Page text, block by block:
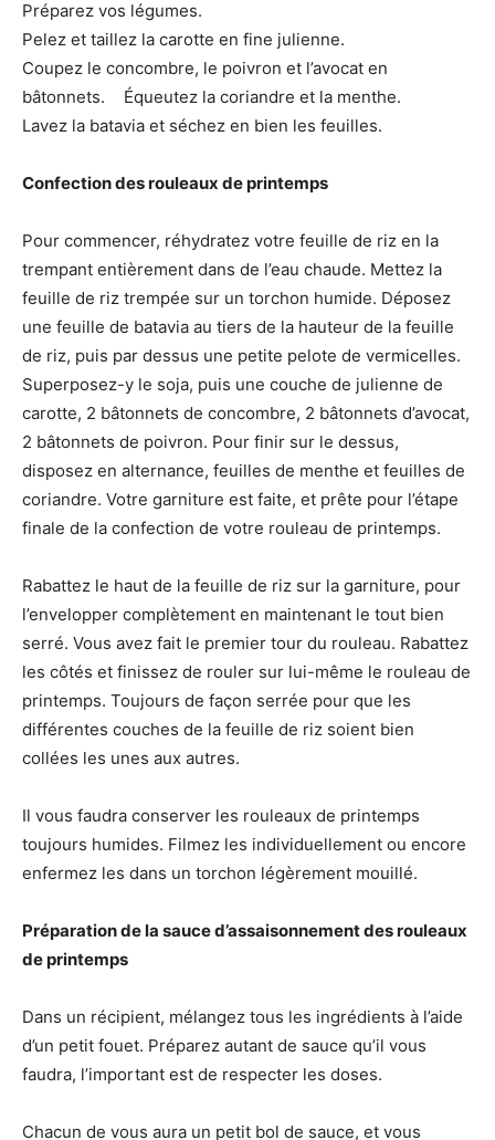
Préparez vos légumes.
Pelez et taillez la carotte en fine julienne.
Coupez le concombre, le poivron et l’avocat en
bâtonnets. Équeutez la coriandre et la menthe.
Lavez la batavia et séchez en bien les feuilles.
Confection des rouleaux de printemps
Pour commencer, réhydratez votre feuille de riz en la
trempant entièrement dans de l’eau chaude. Mettez la
feuille de riz trempée sur un torchon humide. Déposez
une feuille de batavia au tiers de la hauteur de la feuille
de riz, puis par dessus une petite pelote de vermicelles.
Superposez-y le soja, puis une couche de julienne de
carotte, 2 bâtonnets de concombre, 2 bâtonnets d’avocat,
2 bâtonnets de poivron. Pour finir sur le dessus,
disposez en alternance, feuilles de menthe et feuilles de
coriandre. Votre garniture est faite, et prête pour l’étape
finale de la confection de votre rouleau de printemps.
Rabattez le haut de la feuille de riz sur la garniture, pour
l’envelopper complètement en maintenant le tout bien
serré. Vous avez fait le premier tour du rouleau. Rabattez
les côtés et finissez de rouler sur lui-même le rouleau de
printemps. Toujours de façon serrée pour que les
différentes couches de la feuille de riz soient bien
collées les unes aux autres.
Il vous faudra conserver les rouleaux de printemps
toujours humides. Filmez les individuellement ou encore
enfermez les dans un torchon légèrement mouillé.
Préparation de la sauce d’assaisonnement des rouleaux
de printemps
Dans un récipient, mélangez tous les ingrédients à l’aide
d’un petit fouet. Préparez autant de sauce qu’il vous
faudra, l’important est de respecter les doses.
Chacun de vous aura un petit bol de sauce, et vous